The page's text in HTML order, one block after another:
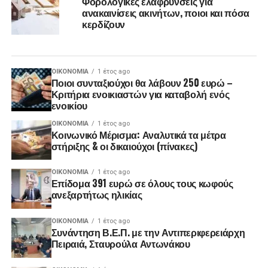
ανακαινίσεις ακινήτων, ποιοι και πόσα
κερδίζουν
ΟΙΚΟΝΟΜΊΑ 1 έτος ago
Ποιοι συνταξιούχοι θα λάβουν 250 ευρώ –
Κριτήρια ενοικιαστών για καταβολή ενός
ενοικίου
ΟΙΚΟΝΟΜΊΑ 1 έτος ago
Κοινωνικό Μέρισμα: Αναλυτικά τα μέτρα
στήριξης & οι δικαιούχοι (πίνακες)
ΟΙΚΟΝΟΜΊΑ 1 έτος ago
Επίδομα 391 ευρώ σε όλους τους κωφούς
ανεξαρτήτως ηλικίας
ΟΙΚΟΝΟΜΊΑ 1 έτος ago
Συνάντηση Β.Ε.Π. με την Αντιπεριφερειάρχη
Πειραιά, Σταυρούλα Αντωνάκου